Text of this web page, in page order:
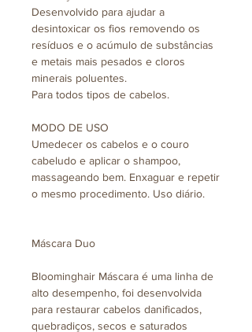
Desenvolvido para ajudar a
desintoxicar os fios removendo os
resíduos e o acúmulo de substâncias
e metais mais pesados e cloros
minerais poluentes.
Para todos tipos de cabelos.
MODO DE USO
Umedecer os cabelos e o couro
cabeludo e aplicar o shampoo,
massageando bem. Enxaguar e repetir
o mesmo procedimento. Uso diário.
Máscara Duo
Bloominghair Máscara é uma linha de
alto desempenho, foi desenvolvida
para restaurar cabelos danificados,
quebradiços, secos e saturados